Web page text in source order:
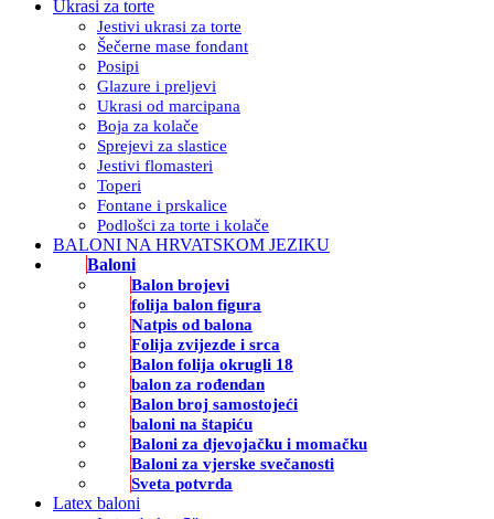
Ukrasi za torte
Jestivi ukrasi za torte
Šečerne mase fondant
Posipi
Glazure i preljevi
Ukrasi od marcipana
Boja za kolače
Sprejevi za slastice
Jestivi flomasteri
Toperi
Fontane i prskalice
Podlošci za torte i kolače
BALONI NA HRVATSKOM JEZIKU
Baloni
Balon brojevi
folija balon figura
Natpis od balona
Folija zvijezde i srca
Balon folija okrugli 18
balon za rođendan
Balon broj samostojeći
baloni na štapiću
Baloni za djevojačku i momačku
Baloni za vjerske svečanosti
Sveta potvrda
Latex baloni